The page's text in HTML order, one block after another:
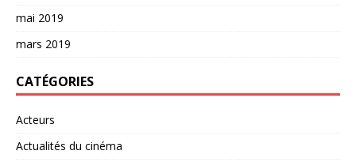
mai 2019
mars 2019
CATÉGORIES
Acteurs
Actualités du cinéma